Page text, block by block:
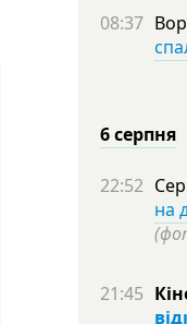
08:37
6 серпня
22:52
на
21:45